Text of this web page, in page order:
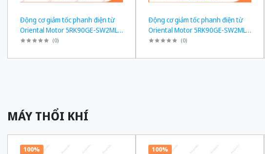
Động cơ giảm tốc phanh điện từ
Oriental Motor 5RK90GE-SW2ML +
5GE180KF công suất 60W tỉ số
(0)
Động cơ giảm tốc phanh điện từ
Oriental Motor 5RK90GE-SW2ML +
5GE150KF công suất 60W tỉ số
(0)
MÁY THỔI KHÍ
100% 100%